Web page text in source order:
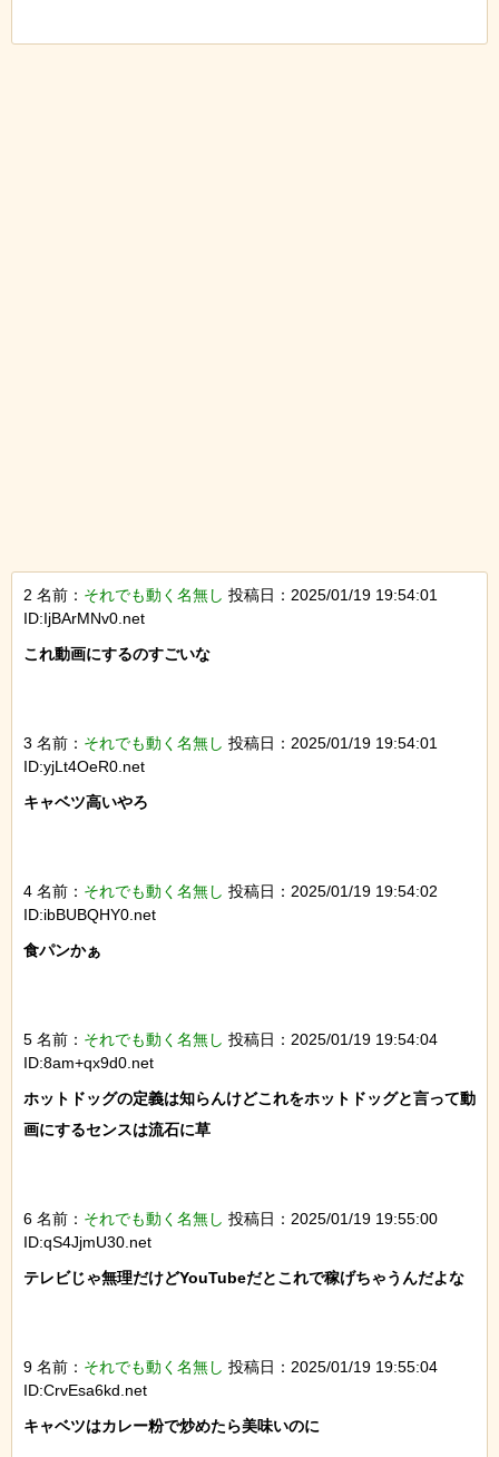
2 名前： それでも動く名無し 投稿日：2025/01/19 19:54:01
ID:IjBArMNv0.net
これ動画にするのすごいな
3 名前： それでも動く名無し 投稿日：2025/01/19 19:54:01
ID:yjLt4OeR0.net
キャベツ高いやろ
4 名前： それでも動く名無し 投稿日：2025/01/19 19:54:02
ID:ibBUBQHY0.net
食パンかぁ
5 名前： それでも動く名無し 投稿日：2025/01/19 19:54:04
ID:8am+qx9d0.net
ホットドッグの定義は知らんけどこれをホットドッグと言って動
画にするセンスは流石に草
6 名前： それでも動く名無し 投稿日：2025/01/19 19:55:00
ID:qS4JjmU30.net
テレビじゃ無理だけどYouTubeだとこれで稼げちゃうんだよな
9 名前： それでも動く名無し 投稿日：2025/01/19 19:55:04
ID:CrvEsa6kd.net
キャベツはカレー粉で炒めたら美味いのに